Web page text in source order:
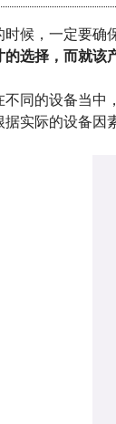
候，一定要确
选择，而就该
的设备当中，
实际的设备因